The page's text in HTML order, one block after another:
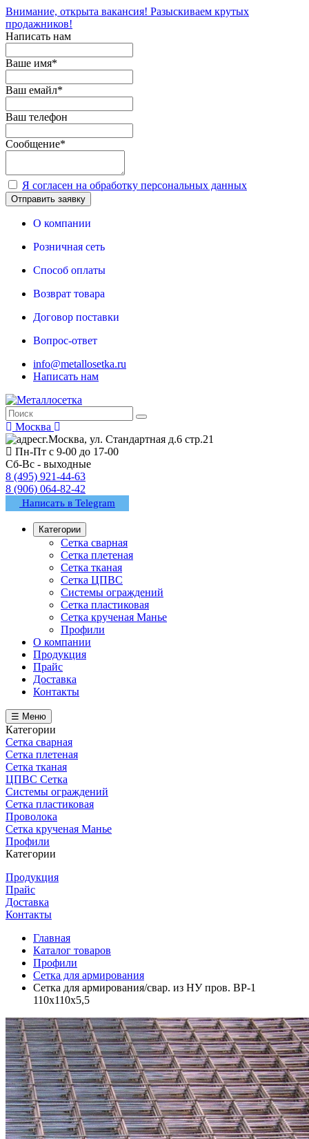
Внимание, открыта вакансия! Разыскиваем крутых
продажников!
Написать нам
Ваше имя*
Ваш емайл*
Ваш телефон
Сообщение*
Я согласен на обработку персональных данных
Отправить заявку
О компании
Розничная сеть
Способ оплаты
Возврат товара
Договор поставки
Вопрос-ответ
info@metallosetka.ru
Написать нам
Москва
г.Москва, ул. Стандартная д.6 стр.21
Пн-Пт с 9-00 до 17-00
Сб-Вс - выходные
8 (495) 921-44-63
8 (906) 064-82-42
Написать в Telegram
Категории
Сетка сварная
Сетка плетеная
Сетка тканая
Сетка ЦПВС
Системы ограждений
Сетка пластиковая
Сетка крученая Манье
Профили
О компании
Продукция
Прайс
Доставка
Контакты
☰ Меню
Категории
Сетка сварная
Сетка плетеная
Сетка тканая
ЦПВС Сетка
Системы ограждений
Сетка пластиковая
Проволока
Сетка крученая Манье
Профили
Категории
Продукция
Прайс
Доставка
Контакты
Главная
Каталог товаров
Профили
Сетка для армирования
Сетка для армирования/свар. из НУ пров. ВР-1
110х110х5,5